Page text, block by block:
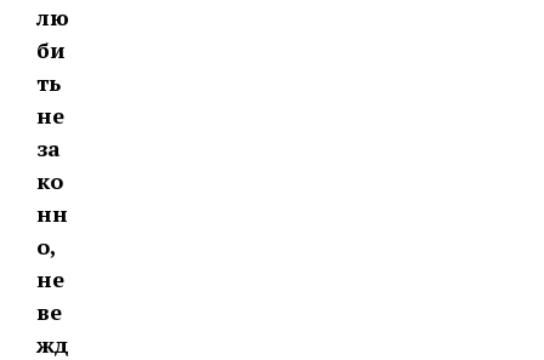
лю
би
ть
не
за
ко
нн
о,
не
ве
жд